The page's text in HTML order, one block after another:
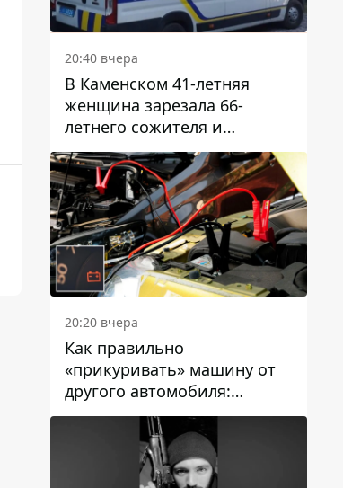
20:40 вчера
В Каменском 41-летняя
женщина зарезала 66-
летнего сожителя и
пыталась обмануть
полицейских
20:20 вчера
Как правильно
«прикуривать» машину от
другого автомобиля:
инструкция для водителей